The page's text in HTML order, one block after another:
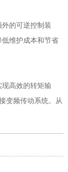
的可逆控制装
维护成本和节省
高效的转矩输
变频传动系统。从